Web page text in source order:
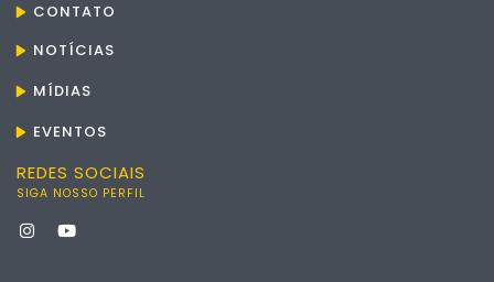
CONTATO
NOTÍCIAS
MÍDIAS
EVENTOS
REDES SOCIAIS
SIGA NOSSO PERFIL